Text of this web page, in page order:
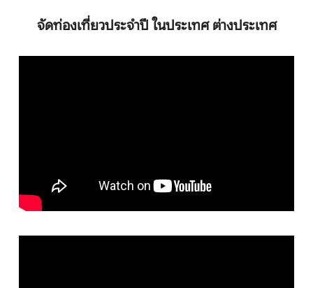
จัดท่องเที่ยวประจำปี ในประเทศ ต่างประเทศ